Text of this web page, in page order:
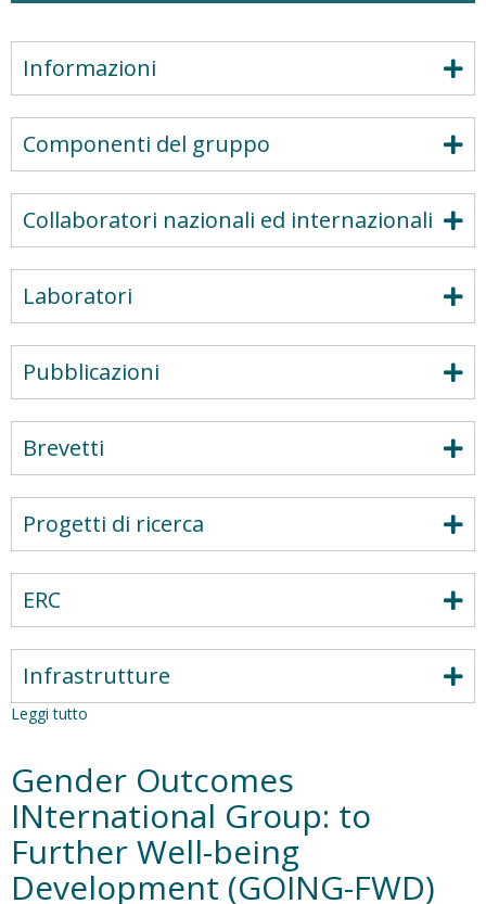
Informazioni
Componenti del gruppo
Collaboratori nazionali ed internazionali
Laboratori
Pubblicazioni
Brevetti
Progetti di ricerca
ERC
Infrastrutture
Leggi tutto
and
Integrated
Care
in
Cardiovascular
Diseases
Gender Outcomes
INternational Group: to
Further Well-being
Development (GOING-FWD)